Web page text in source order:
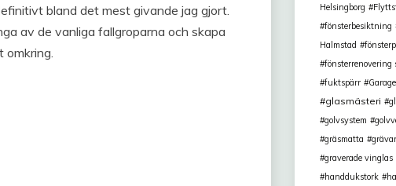
bland det mest givande jag gjort.
av de vanliga fallgroparna och skapa
omkring.
Helsingborg
fönsterbesiktning
Halmstad
fönsterrenovering
fuktspärr
glasmästeri
golvsystem
gräsmatta
graverade vinglas
handdukstork